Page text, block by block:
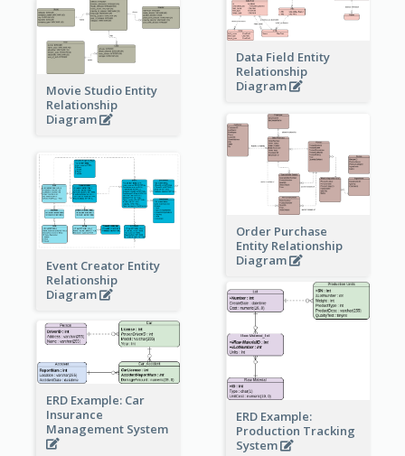
Data Field Entity
Relationship
Diagram
Movie Studio Entity
Relationship
Diagram
Order Purchase
Entity Relationship
Diagram
Event Creator Entity
Relationship
Diagram
ERD Example:
Production Tracking
System
ERD Example: Car
Insurance
Management System